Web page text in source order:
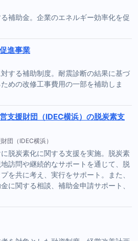
補助金。企業のエネルギー効率化を促
進事業
する補助制度。耐震診断の結果に基づ
めの改修工事費用の一部を補助しま
支援財団（IDEC横浜）の脱炭素支
団（IDEC横浜）
脱炭素化に関する支援を実施。脱炭素
訪問や継続的なサポートを通じて、脱
を共に考え、実行をサポート。また、
に関する相談、補助金申請サポート、